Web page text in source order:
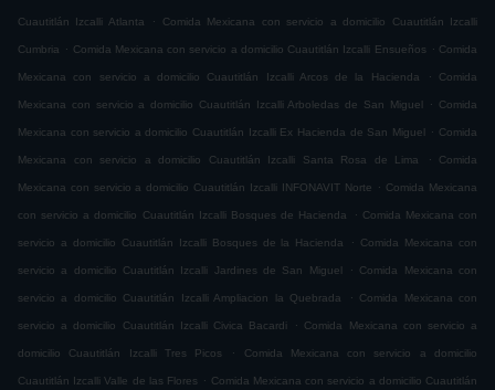
Cuautitlán Izcalli Atlanta . Comida Mexicana con servicio a domicilio Cuautitlán Izcalli
Cumbria . Comida Mexicana con servicio a domicilio Cuautitlán Izcalli Ensueños . Comida
Mexicana con servicio a domicilio Cuautitlán Izcalli Arcos de la Hacienda . Comida
Mexicana con servicio a domicilio Cuautitlán Izcalli Arboledas de San Miguel . Comida
Mexicana con servicio a domicilio Cuautitlán Izcalli Ex Hacienda de San Miguel . Comida
Mexicana con servicio a domicilio Cuautitlán Izcalli Santa Rosa de Lima . Comida
Mexicana con servicio a domicilio Cuautitlán Izcalli INFONAVIT Norte . Comida Mexicana
con servicio a domicilio Cuautitlán Izcalli Bosques de Hacienda . Comida Mexicana con
servicio a domicilio Cuautitlán Izcalli Bosques de la Hacienda . Comida Mexicana con
servicio a domicilio Cuautitlán Izcalli Jardines de San Miguel . Comida Mexicana con
servicio a domicilio Cuautitlán Izcalli Ampliacion la Quebrada . Comida Mexicana con
servicio a domicilio Cuautitlán Izcalli Civica Bacardi . Comida Mexicana con servicio a
domicilio Cuautitlán Izcalli Tres Picos . Comida Mexicana con servicio a domicilio
Cuautitlán Izcalli Valle de las Flores . Comida Mexicana con servicio a domicilio Cuautitlán